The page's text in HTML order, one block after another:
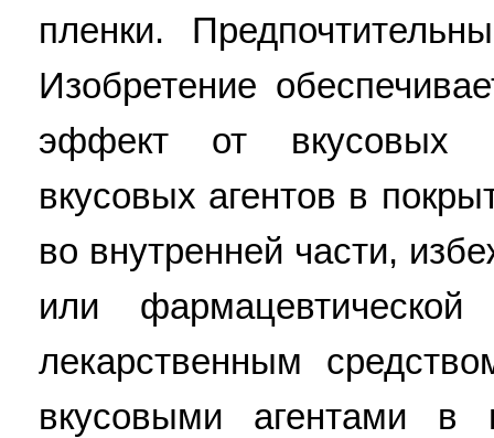
пленки.
Изобретение
эффект от вкусовых
вкусовых агентов в
во внутренней части,
или
лекарственным
вкусовыми агентами в